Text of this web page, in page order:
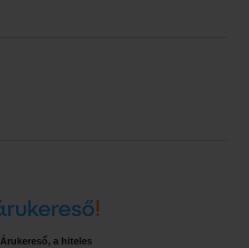
Árukereső, a hiteles